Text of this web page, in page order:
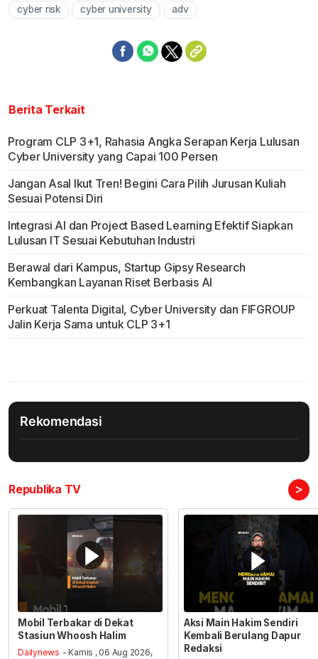
cyber risk cyber university adv
Berita Terkait
Program CLP 3+1, Rahasia Angka Serapan Kerja Lulusan
Cyber University yang Capai 100 Persen
Jangan Asal Ikut Tren! Begini Cara Pilih Jurusan Kuliah
Sesuai Potensi Diri
Integrasi AI dan Project Based Learning Efektif Siapkan
Lulusan IT Sesuai Kebutuhan Industri
Berawal dari Kampus, Startup Gipsy Research
Kembangkan Layanan Riset Berbasis AI
Perkuat Talenta Digital, Cyber University dan FIFGROUP
Jalin Kerja Sama untuk CLP 3+1
Rekomendasi
Republika TV >
Mobil Terbakar di Dekat
Stasiun Whoosh Halim
Dailynews - Kamis , 06 Aug 2026,
Aksi Main Hakim Sendiri
Kembali Berulang Dapur
Redaksi